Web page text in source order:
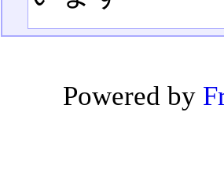
Powered by